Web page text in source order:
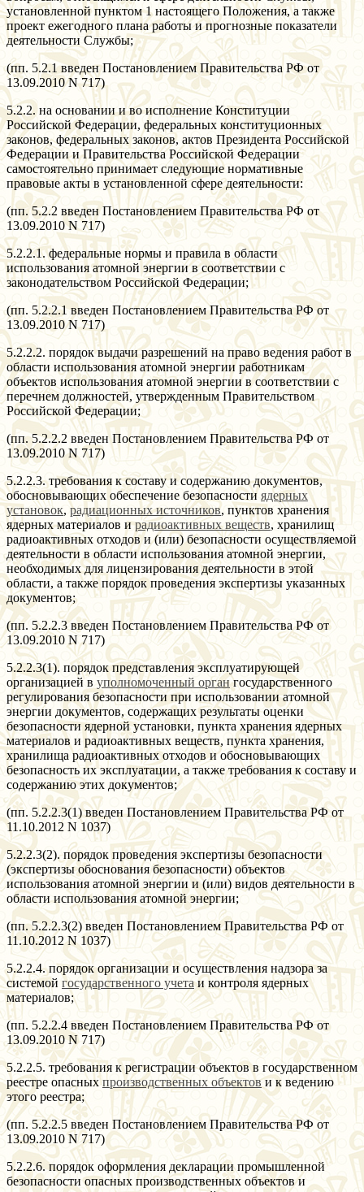
установленной пунктом 1 настоящего Положения, а также
проект ежегодного плана работы и прогнозные показатели
деятельности Службы;
(пп. 5.2.1 введен Постановлением Правительства РФ от
13.09.2010 N 717)
5.2.2. на основании и во исполнение Конституции
Российской Федерации, федеральных конституционных
законов, федеральных законов, актов Президента Российской
Федерации и Правительства Российской Федерации
самостоятельно принимает следующие нормативные
правовые акты в установленной сфере деятельности:
(пп. 5.2.2 введен Постановлением Правительства РФ от
13.09.2010 N 717)
5.2.2.1. федеральные нормы и правила в области
использования атомной энергии в соответствии с
законодательством Российской Федерации;
(пп. 5.2.2.1 введен Постановлением Правительства РФ от
13.09.2010 N 717)
5.2.2.2. порядок выдачи разрешений на право ведения работ в
области использования атомной энергии работникам
объектов использования атомной энергии в соответствии с
перечнем должностей, утвержденным Правительством
Российской Федерации;
(пп. 5.2.2.2 введен Постановлением Правительства РФ от
13.09.2010 N 717)
5.2.2.3. требования к составу и содержанию документов,
обосновывающих обеспечение безопасности ядерных
установок, радиационных источников, пунктов хранения
ядерных материалов ирадиоактивных веществ, хранилищ
радиоактивных отходов и (или) безопасности осуществляемой
деятельности в области использования атомной энергии,
необходимых для лицензирования деятельности в этой
области, а также порядок проведения экспертизы указанных
документов;
(пп. 5.2.2.3 введен Постановлением Правительства РФ от
13.09.2010 N 717)
5.2.2.3(1). порядок представления эксплуатирующей
организацией в уполномоченный органгосударственного
регулирования безопасности при использовании атомной
энергии документов, содержащих результаты оценки
безопасности ядерной установки, пункта хранения ядерных
материалов и радиоактивных веществ, пункта хранения,
хранилища радиоактивных отходов и обосновывающих
безопасность их эксплуатации, а также требования к составу и
содержанию этих документов;
(пп. 5.2.2.3(1) введен Постановлением Правительства РФ от
11.10.2012 N 1037)
5.2.2.3(2). порядок проведения экспертизы безопасности
(экспертизы обоснования безопасности) объектов
использования атомной энергии и (или) видов деятельности в
области использования атомной энергии;
(пп. 5.2.2.3(2) введен Постановлением Правительства РФ от
11.10.2012 N 1037)
5.2.2.4. порядок организации и осуществления надзора за
системой государственного учетаи контроля ядерных
материалов;
(пп. 5.2.2.4 введен Постановлением Правительства РФ от
13.09.2010 N 717)
5.2.2.5. требования к регистрации объектов в государственном
реестре опасныхпроизводственных объектови к ведению
этого реестра;
(пп. 5.2.2.5 введен Постановлением Правительства РФ от
13.09.2010 N 717)
5.2.2.6. порядок оформления декларации промышленной
безопасности опасных производственных объектов и